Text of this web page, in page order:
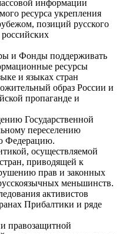
информации
ресурса укрепления
позиций русского
и Фонды поддерживать
ресурсы
и языках стран
образ России и
пропаганде и
Государственной
переселению
Федерацию.
осуществляемой
приводящей к
прав и законных
меньшинств.
активистов
Прибалтики и ряде
правозащитной